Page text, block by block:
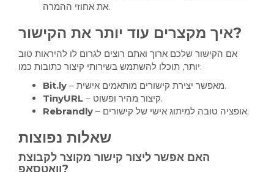
את אחוזי ההמרה.
איך מקצרים עוד יותר את הקישור?
אם הקישור שלכם ארוך ואתם רוצים לגרום לו להיראות טוב
יותר, תוכלו להשתמש בשירותי קיצור כתובות כמו:
Bit.ly
– מאפשר יצירת קישורים מותאמים אישית.
TinyURL
– קיצור מהיר ופשוט.
Rebrandly
– אופציה טובה למיתוג אישי של קישורים.
שאלות נפוצות
האם אפשר ליצור קישור מקוצר לקבוצת
וואטסאפ?